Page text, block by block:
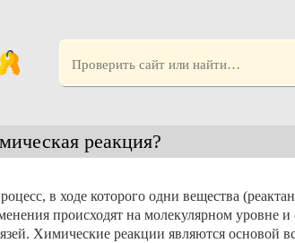
реакция?
в ходе которого одни вещества
происходят на молекулярном уровне
Химические реакции являются основой